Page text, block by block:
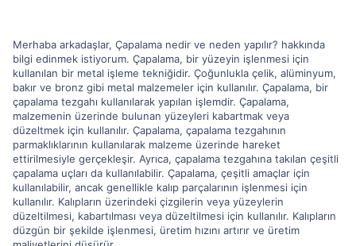
Merhaba arkadaşlar, Çapalama nedir ve neden yapılır? hakkında
bilgi edinmek istiyorum. Çapalama, bir yüzeyin işlenmesi için
kullanılan bir metal işleme tekniğidir. Çoğunlukla çelik, alüminyum,
bakır ve bronz gibi metal malzemeler için kullanılır. Çapalama, bir
çapalama tezgahı kullanılarak yapılan işlemdir. Çapalama,
malzemenin üzerinde bulunan yüzeyleri kabartmak veya
düzeltmek için kullanılır. Çapalama, çapalama tezgahının
parmaklıklarının kullanılarak malzeme üzerinde hareket
ettirilmesiyle gerçekleşir. Ayrıca, çapalama tezgahına takılan çeşitli
çapalama uçları da kullanılabilir. Çapalama, çeşitli amaçlar için
kullanılabilir, ancak genellikle kalıp parçalarının işlenmesi için
kullanılır. Kalıpların üzerindeki çizgilerin veya yüzeylerin
düzeltilmesi, kabartılması veya düzeltilmesi için kullanılır. Kalıpların
düzgün bir şekilde işlenmesi, üretim hızını artırır ve üretim